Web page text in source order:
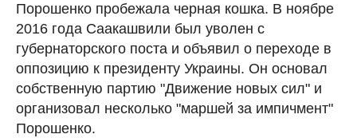
Порошенко пробежала черная кошка. В ноябре
2016 года Саакашвили был уволен с
губернаторского поста и объявил о переходе в
оппозицию к президенту Украины. Он основал
собственную партию "Движение новых сил" и
организовал несколько "маршей за импичмент"
Порошенко.